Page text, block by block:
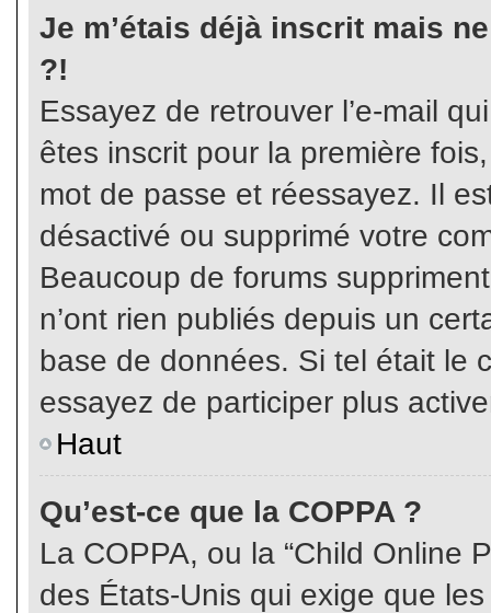
Je m’étais déjà inscrit mais
?!
Essayez de retrouver l’e-mail
êtes inscrit pour la première
mot de passe et réessayez. Il
désactivé ou supprimé votre
Beaucoup de forums
n’ont rien publiés depuis un
base de données. Si tel était le
essayez de participer plus
Haut
Qu’est-ce que la COPPA ?
La COPPA, ou la “Child Online
des États-Unis qui exige que